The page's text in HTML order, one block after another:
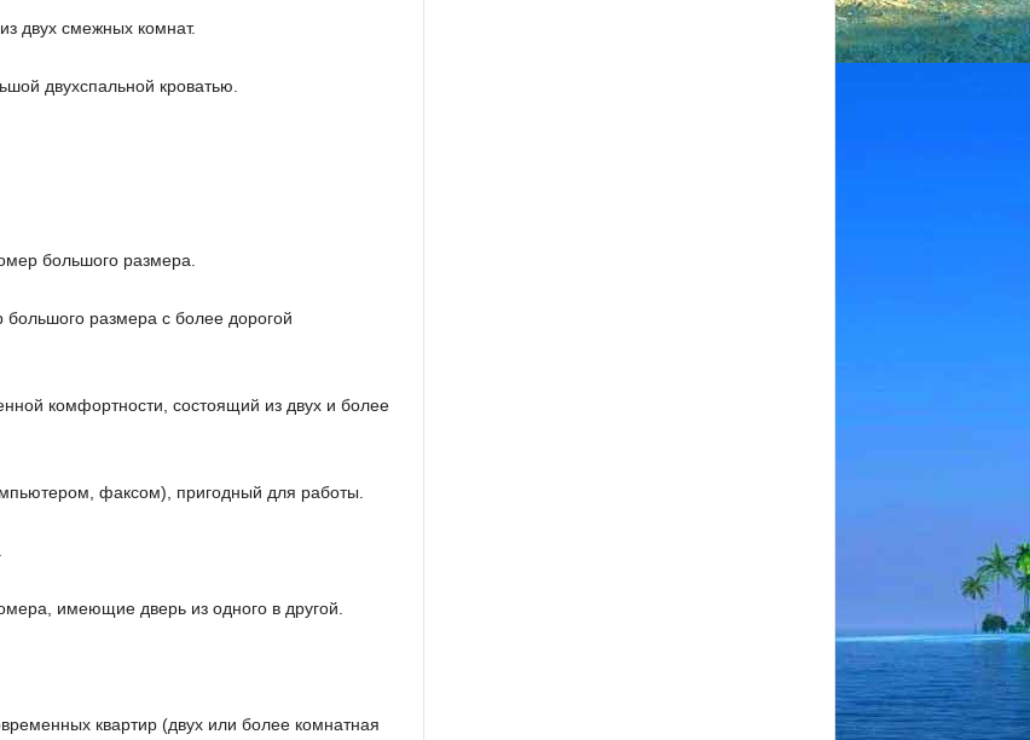
двух смежных комнат.
двухспальной кроватью.
большого размера.
размера с более дорогой
комфортности, состоящий из двух и более
факсом), пригодный для работы.
имеющие дверь из одного в другой.
квартир (двух или более комнатная